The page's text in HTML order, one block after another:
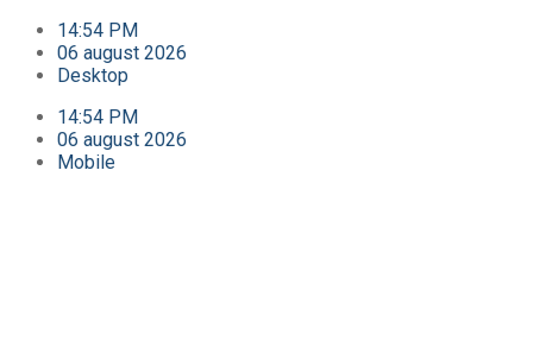
14:54 PM
06 august 2026
Desktop
14:54 PM
06 august 2026
Mobile